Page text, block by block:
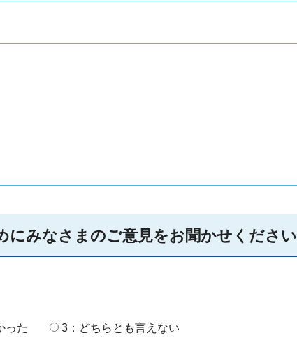
にみなさまのご意見をお聞かせください
った 3：どちらとも言えない